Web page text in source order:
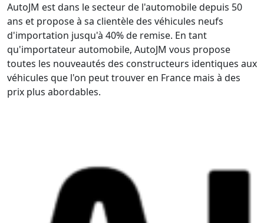
AutoJM est dans le secteur de l'automobile depuis 50
ans et propose à sa clientèle des véhicules neufs
d'importation jusqu'à 40% de remise. En tant
qu'importateur automobile, AutoJM vous propose
toutes les nouveautés des constructeurs identiques aux
véhicules que l'on peut trouver en France mais à des
prix plus abordables.